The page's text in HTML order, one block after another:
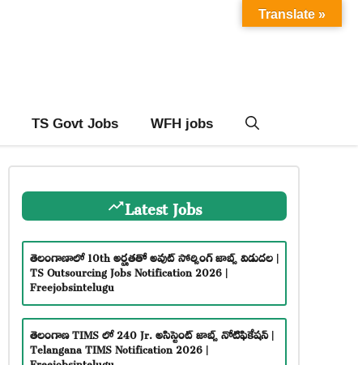
TS Govt Jobs WFH jobs
Latest Jobs
తెలంగాణాలో 10th అర్హతతో అవుట్ సోర్సింగ్ జాబ్స్ విడుదల |
TS Outsourcing Jobs Notification 2026 |
Freejobsintelugu
తెలంగాణ TIMS లో 240 Jr. అసిస్టెంట్ జాబ్స్ నోటిఫికేషన్ |
Telangana TIMS Notification 2026 |
Translate »